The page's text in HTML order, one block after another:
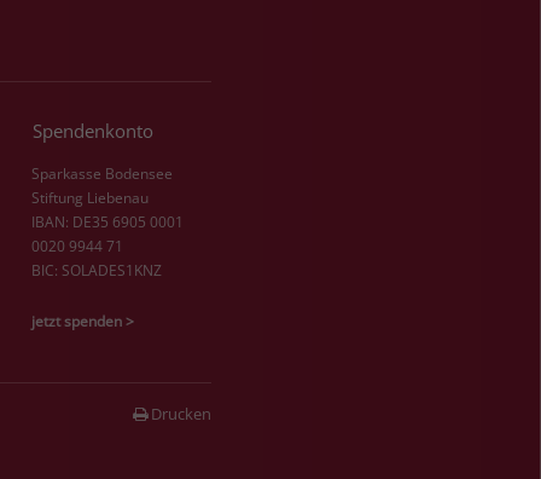
Spendenkonto
Sparkasse Bodensee
Stiftung Liebenau
IBAN: DE35 6905 0001
0020 9944 71
BIC: SOLADES1KNZ
jetzt spenden >
Drucken